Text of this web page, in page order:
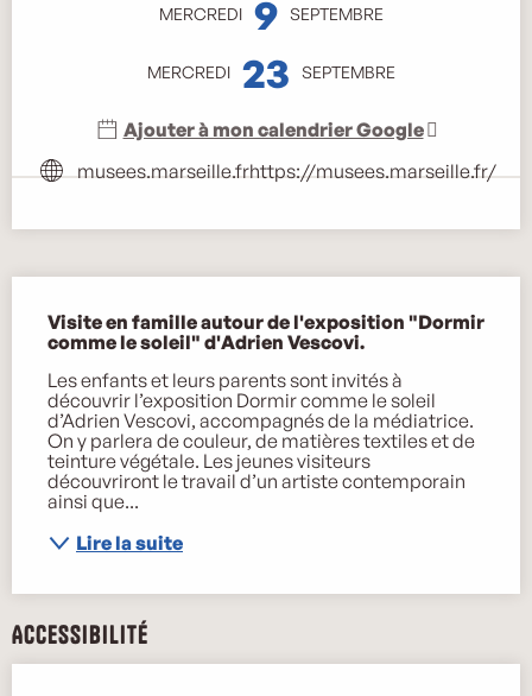
MERCREDI 9 SEPTEMBRE
MERCREDI 23 SEPTEMBRE
Ajouter à mon calendrier Google
musees.marseille.frhttps://musees.marseille.fr/
Visite en famille autour de l'exposition "Dormir
comme le soleil" d'Adrien Vescovi.
Les enfants et leurs parents sont invités à
découvrir l’exposition Dormir comme le soleil
d’Adrien Vescovi, accompagnés de la médiatrice.
On y parlera de couleur, de matières textiles et de
teinture végétale. Les jeunes visiteurs
découvriront le travail d’un artiste contemporain
ainsi que...
Lire la suite
Accessibilité